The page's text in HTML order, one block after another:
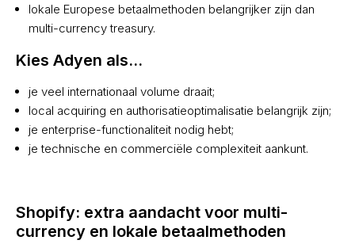
lokale Europese betaalmethoden belangrijker zijn dan
multi-currency treasury.
Kies Adyen als...
je veel internationaal volume draait;
local acquiring en authorisatieoptimalisatie belangrijk zijn;
je enterprise-functionaliteit nodig hebt;
je technische en commerciële complexiteit aankunt.
Shopify: extra aandacht voor multi-
currency en lokale betaalmethoden